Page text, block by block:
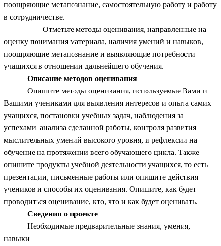
поощряющие метапознание, самостоятельную работу и работу
в сотрудничестве.
Отметьте методы оценивания, направленные на
оценку понимания материала, наличия умений и навыков,
поощряющие метапознание и выявляющие потребности
учащихся в отношении дальнейшего обучения.
Описание методов оценивания
Опишите методы оценивания, используемые Вами и
Вашими учениками для выявления интересов и опыта самих
учащихся, постановки учебных задач, наблюдения за
успехами, анализа сделанной работы, контроля развития
мыслительных умений высокого уровня, и рефлексии на
обучение на протяжении всего обучающего цикла. Также
опишите продукты учебной деятельности учащихся, то есть
презентации, письменные работы или опишите действия
учеников и способы их оценивания. Опишите, как будет
проводиться оценивание, кто, что и как будет оценивать.
Сведения о проекте
Необходимые предварительные знания, умения,
навыки